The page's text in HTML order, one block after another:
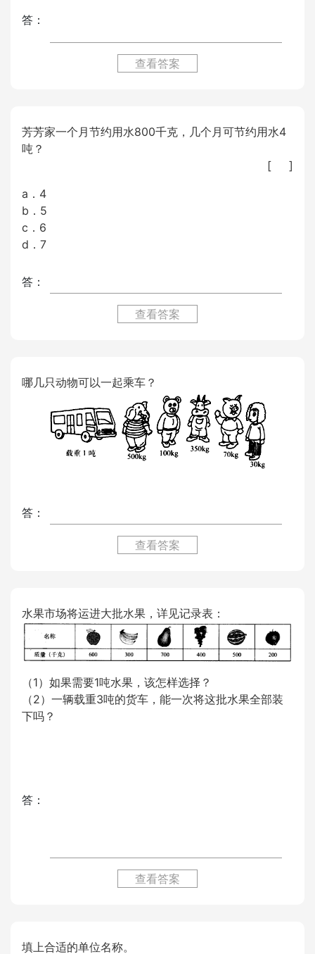
答：
查看答案
芳芳家一个月节约用水800千克，几个月可节约用水4
吨？
[ ]
a．4
b．5
c．6
d．7
答：
查看答案
哪几只动物可以一起乘车？
答：
查看答案
水果市场将运进大批水果，详见记录表：
（1）如果需要1吨水果，该怎样选择？
（2）一辆载重3吨的货车，能一次将这批水果全部装
下吗？
答：
查看答案
填上合适的单位名称。